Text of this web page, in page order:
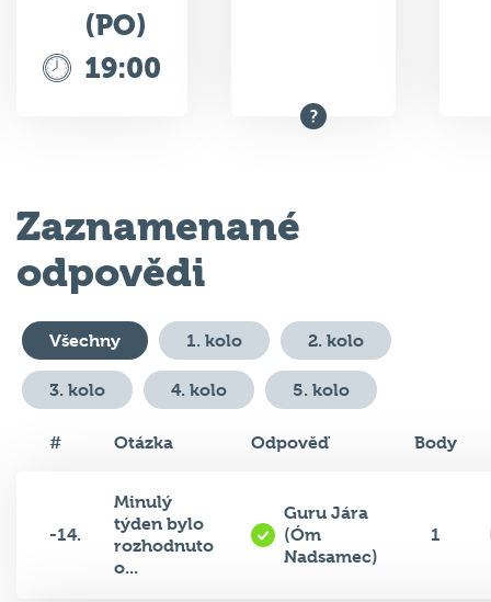
(PO)
19:00
Zaznamenané
odpovědi
Všechny 1. kolo 2. kolo
3. kolo 4. kolo 5. kolo
# Otázka Odpověď Body
-14.
Minulý
týden bylo
rozhodnuto
o...
Guru Jára
(Óm
Nadsamec)
1